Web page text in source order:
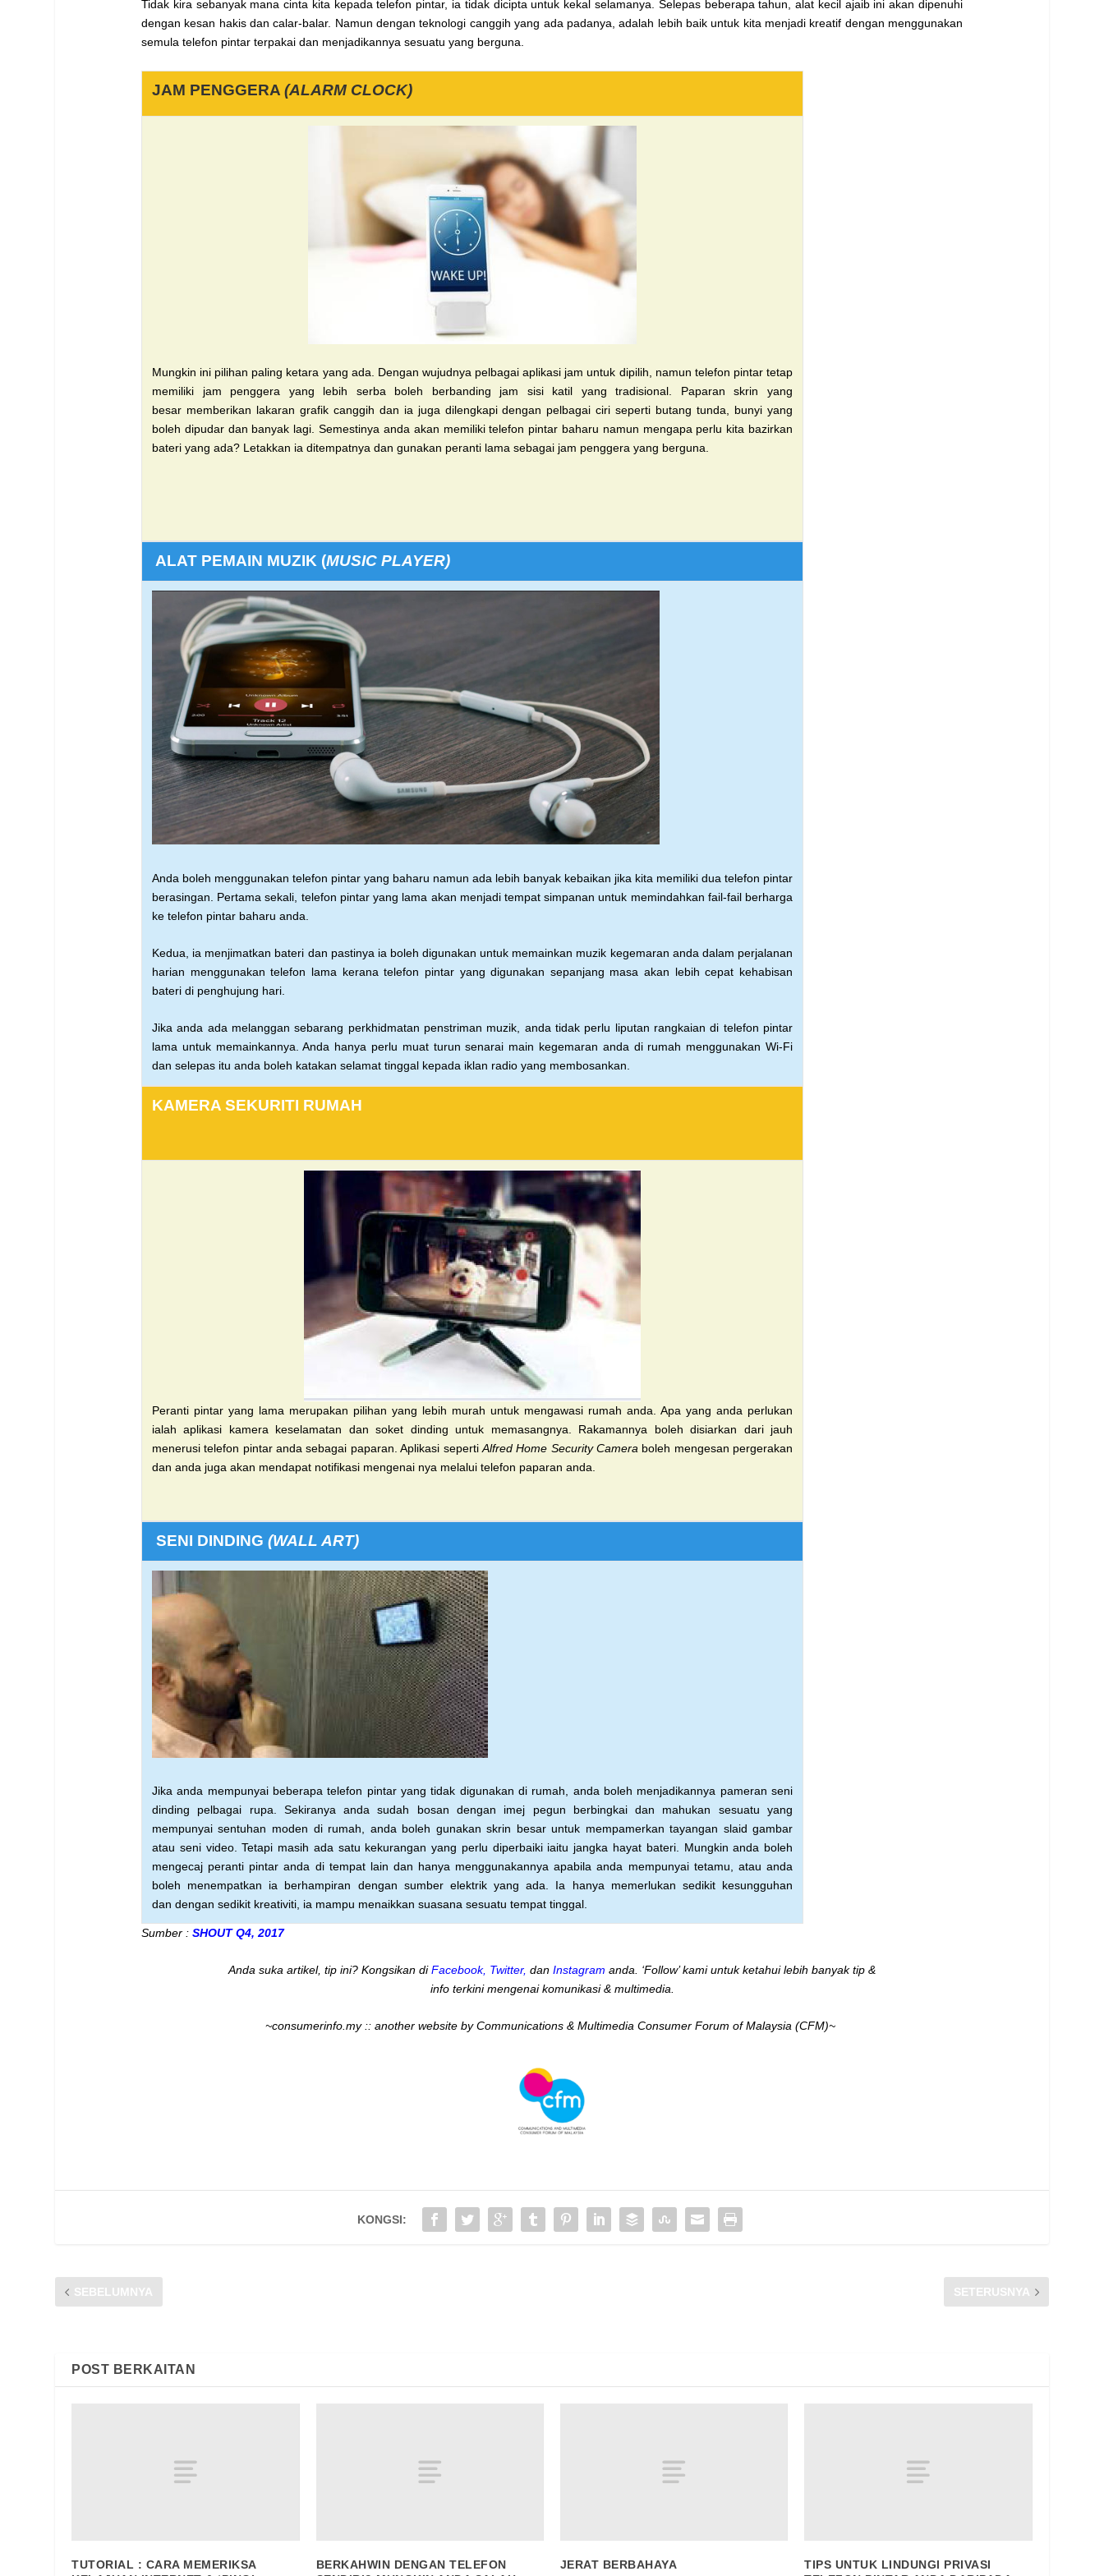
Tidak kira sebanyak mana cinta kita kepada telefon pintar, ia tidak dicipta untuk kekal selamanya. Selepas beberapatahun, alat kecil ajaib ini akan dipenuhi
dengan kesan hakis dan calar-balar. Namun dengan teknologi canggih yang ada padanya, adalah lebih baik untuk kita menjadi kreatif dengan menggunakan
semula telefon pintar terpakai dan menjadikannya sesuatu yang berguna.
JAM PENGGERA (ALARM CLOCK)
Mungkin ini pilihan paling ketara yang ada. Dengan wujudnya pelbagai aplikasi jam untuk dipilih, namun telefon pintar tetap
memiliki jam penggera yang lebih serba boleh berbanding jam sisi katil yang tradisional. Paparan skrin yang
besar memberikan lakaran grafik canggih dan ia juga dilengkapi dengan pelbagai ciri seperti butangtunda, bunyi yang
boleh dipudar dan banyak lagi.Semestinya anda akan memiliki telefon pintar baharu namun mengapa perlu kita bazirkan
bateri yang ada? Letakkan ia ditempatnya dan gunakan peranti lama sebagai jam penggera yang berguna.
ALAT PEMAIN MUZIK (MUSIC PLAYER)
Anda boleh menggunakan telefon pintar yang baharu namun ada lebih banyak kebaikan jika kita memiliki dua telefon pintar
berasingan. Pertama sekali, telefon pintar yang lama akan menjadi tempat simpanan untuk memindahkan fail-fail berharga
ke telefon pintar baharu anda.
Kedua, ia menjimatkan bateri dan pastinya ia bolehdigunakan untuk memainkan muzik kegemaran anda dalam perjalanan
harian menggunakantelefon lama kerana telefon pintar yang digunakan sepanjang masa akan lebih cepat kehabisan
bateri di penghujung hari.
Jika anda ada melanggan sebarang perkhidmatan penstriman muzik, anda tidak perlu liputan rangkaian di telefon pintar
lama untuk memainkannya. Anda hanya perlu muat turun senarai main kegemaran anda di rumah menggunakan Wi-Fi
dan selepas itu anda boleh katakan selamat tinggal kepada iklan radio yang membosankan.
KAMERA SEKURITI RUMAH
Peranti pintar yang lama merupakan pilihan yang lebih murah untuk mengawasi rumahanda. Apa yang anda perlukan
ialah aplikasi kamera keselamatan dan soket dinding untuk memasangnya. Rakamannya boleh disiarkan dari jauh
menerusi telefon pintar anda sebagai paparan. Aplikasi seperti Alfred Home SecurityCamera boleh mengesan pergerakan
dan anda juga akan mendapat notifikasi mengenai nya melalui telefon paparan anda.
SENI DINDING (WALL ART)
Jika anda mempunyai beberapa telefon pintar yangtidak digunakan di rumah, anda boleh menjadikannya pameran seni
dinding pelbagai rupa. Sekiranyaanda sudah bosan dengan imej pegun berbingkaidan mahukan sesuatu yang
mempunyai sentuhan moden di rumah, anda boleh gunakan skrin besaruntuk mempamerkan tayangan slaid gambar
atau seni video. Tetapi masih ada satu kekurangan yang perlu diperbaiki iaitu jangka hayat bateri. Mungkinanda boleh
mengecaj peranti pintar anda di tempat lain dan hanya menggunakannya apabila anda mempunyai tetamu, atau anda
boleh menempatkan ia berhampiran dengan sumber elektrik yang ada. Ia hanya memerlukan sedikit kesungguhan
dan dengan sedikit kreativiti, ia mampu menaikkan suasana sesuatu tempat tinggal.
Sumber : SHOUT Q4, 2017
Anda suka artikel, tip ini? Kongsikan diFacebook, Twitter, dan Instagram anda. ‘Follow’ kami untuk ketahui lebih banyak tip &
info terkini mengenai komunikasi & multimedia.
~consumerinfo.my :: another website by Communications & Multimedia Consumer Forum of Malaysia (CFM)~
KONGSI:
SEBELUMNYA SETERUSNYA
POST BERKAITAN
TUTORIAL : CARA MEMERIKSA
BERKAHWIN DENGAN TELEFON
JERAT BERBAHAYA
TIPS UNTUK LINDUNGI PRIVASI